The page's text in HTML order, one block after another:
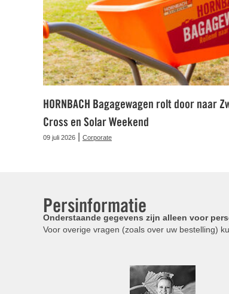
HORNBACH Bagagewagen rolt door naar
Cross en Solar Weekend
09 juli 2026 Corporate
Persinformatie
Onderstaande gegevens zijn alleen voor
Voor overige vragen (zoals over uw bestelling)